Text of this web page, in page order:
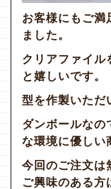
お客様にもご満
ました。
クリアファイル
と嬉しいです。
型を作製いただ
ダンボールなの
な環境に優しい
今回のご注文は
ご興味のある方